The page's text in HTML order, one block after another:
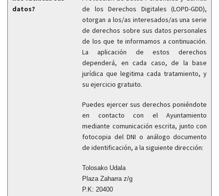
datos?
de los Derechos Digitales (LOPD-GDD),
otorgan a los/as interesados/as una serie
de derechos sobre sus datos personales
de los que te informamos a continuación.
La aplicación de estos derechos
dependerá, en cada caso, de la base
jurídica que legitima cada tratamiento, y
su ejercicio gratuito.
Puedes ejercer sus derechos poniéndote
en contacto con el Ayuntamiento
mediante comunicación escrita, junto con
fotocopia del DNI o análogo documento
de identificación, a la siguiente dirección:
Tolosako Udala
PlazaZaharra z/g
P.K:20400